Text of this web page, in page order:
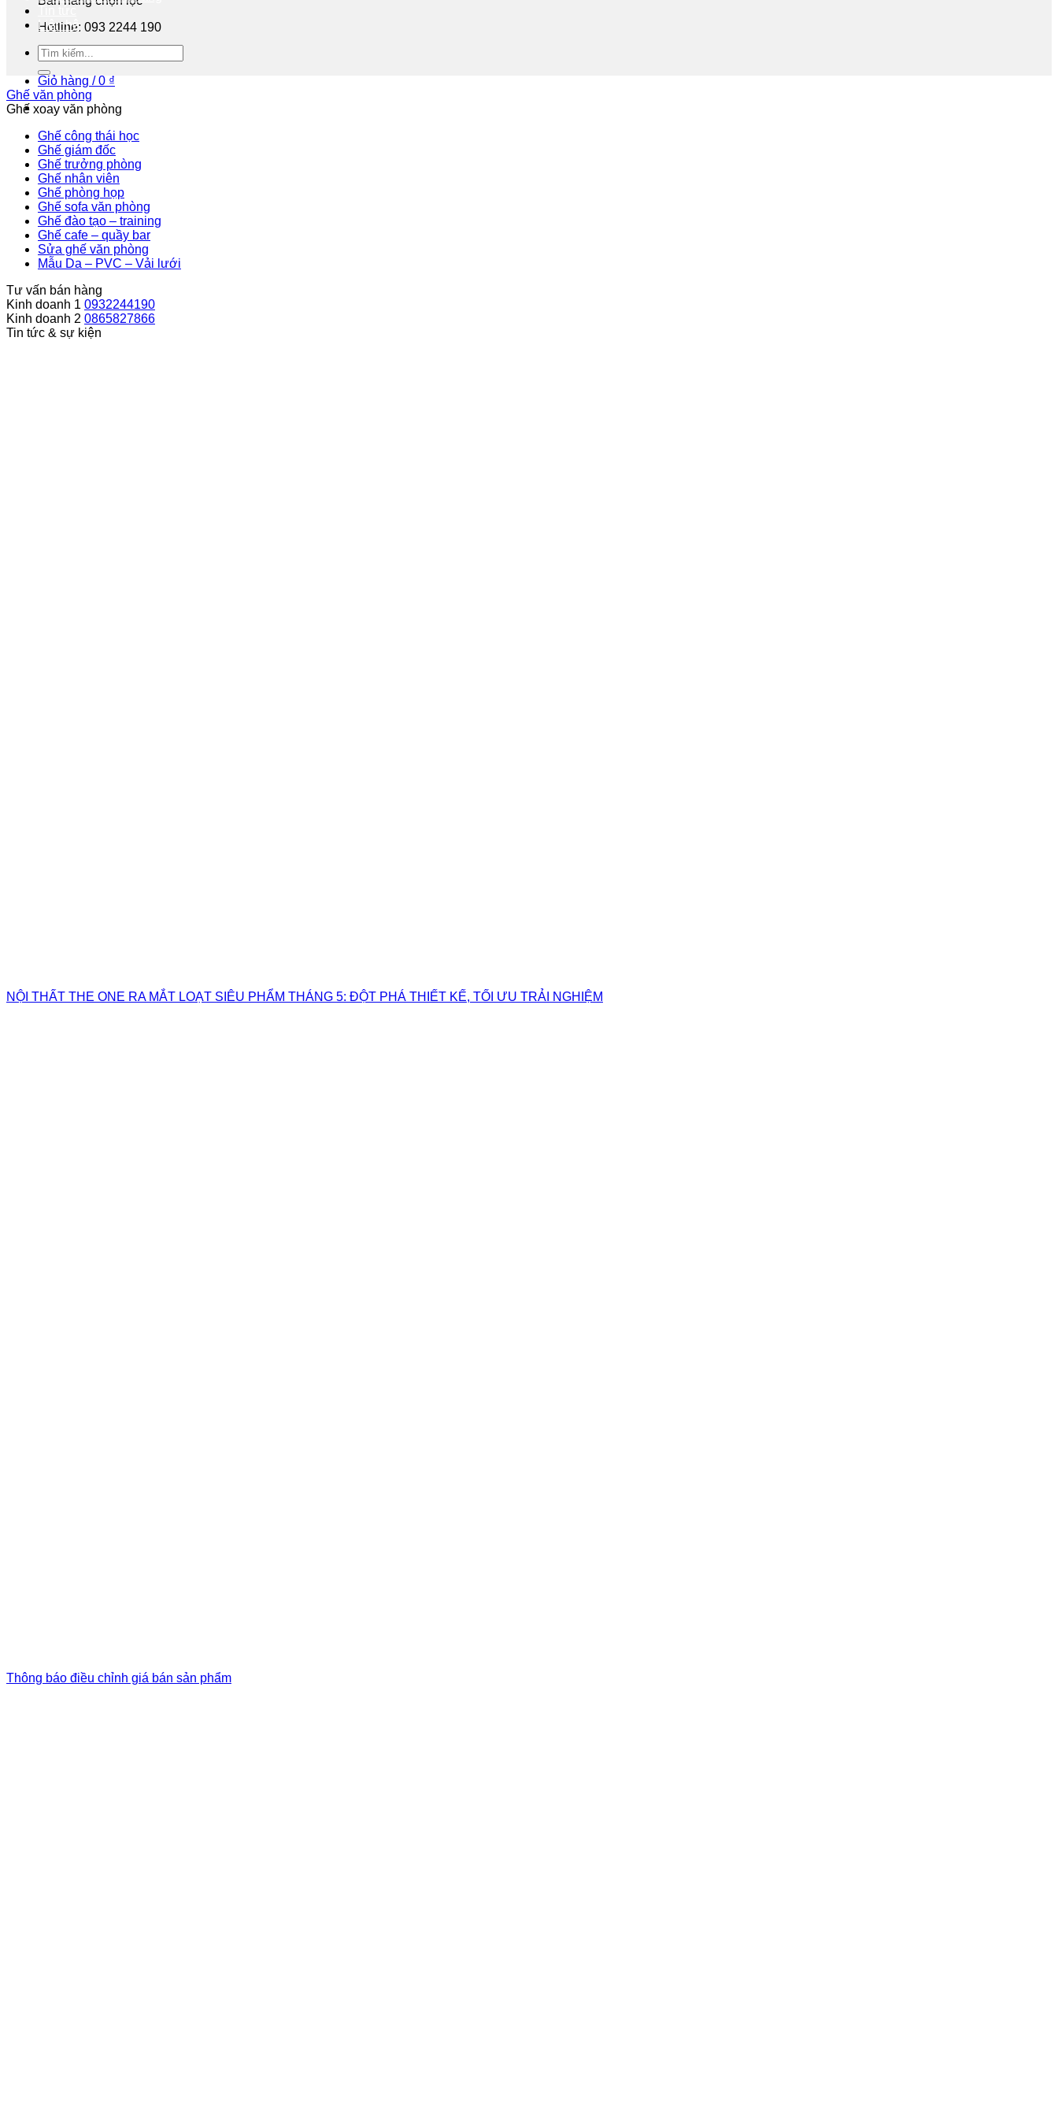
Hotline: 093 2244 190
Tư vấn miễn phí
Giỏ hàng /0 ₫
Liên hệ
Ghế văn phòng
Ghế xoay văn phòng
Ghế công thái học
Ghế giám đốc
Ghế trưởng phòng
Ghế nhân viên
Ghế phòng họp
Ghế sofa văn phòng
Ghế đào tạo – training
Ghế cafe – quầy bar
Sửa ghế văn phòng
Mẫu Da – PVC – Vải lưới
Tư vấn bán hàng
Kinh doanh 1 0932244190
Kinh doanh 2 0865827866
Tin tức & sự kiện
NỘI THẤT THE ONE RA MẮT LOẠT SIÊU PHẨM THÁNG 5: ĐỘT PHÁ THIẾT KẾ, TỐI ƯU TRẢI NGHIỆM
Thông báo điều chỉnh giá bán sản phẩm